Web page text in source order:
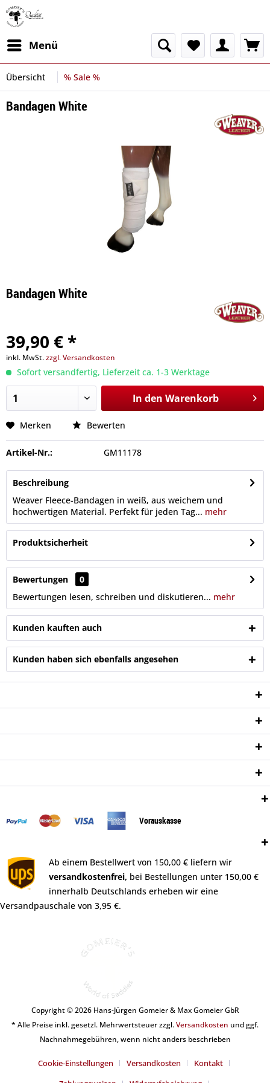
Menü
Übersicht % Sale %
Bandagen White
Bandagen White
39,90 € *
inkl. MwSt.zzgl. Versandkosten
Sofort versandfertig, Lieferzeit ca. 1-3 Werktage
In den Warenkorb
Merken Bewerten
Artikel-Nr.: GM11178
Beschreibung
Weaver Fleece-Bandagen in weiß, aus weichem und
hochwertigen Material. Perfekt für jeden Tag... mehr
Produktsicherheit
Bewertungen
0
Bewertungen lesen, schreiben und diskutieren... mehr
Kunden kauften auch
Kunden haben sich ebenfalls angesehen
Vorauskasse
Ab einem Bestellwert von 150,00 € liefern wir
versandkostenfrei, bei Bestellungen unter 150,00 €
innerhalb Deutschlands erheben wir eine
Versandpauschale von 3,95 €.
Copyright © 2026 Hans-Jürgen Gomeier & Max Gomeier GbR
* Alle Preise inkl. gesetzl. Mehrwertsteuer zzgl.Versandkosten und ggf.
Nachnahmegebühren, wenn nicht anders beschrieben
Cookie-Einstellungen Versandkosten
Kontakt